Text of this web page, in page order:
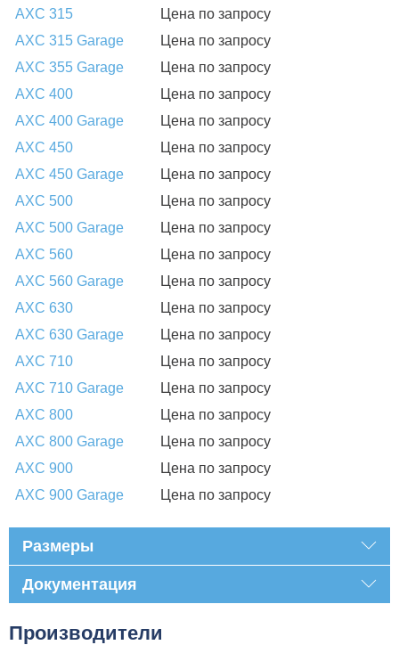
AXC 315
Цена по запросу
AXC 315 Garage
Цена по запросу
AXC 355 Garage
Цена по запросу
AXC 400
Цена по запросу
AXC 400 Garage
Цена по запросу
AXC 450
Цена по запросу
AXC 450 Garage
Цена по запросу
AXC 500
Цена по запросу
AXC 500 Garage
Цена по запросу
AXC 560
Цена по запросу
AXC 560 Garage
Цена по запросу
AXC 630
Цена по запросу
AXC 630 Garage
Цена по запросу
AXC 710
Цена по запросу
AXC 710 Garage
Цена по запросу
AXC 800
Цена по запросу
AXC 800 Garage
Цена по запросу
AXC 900
Цена по запросу
AXC 900 Garage
Цена по запросу
Размеры
Документация
Производители